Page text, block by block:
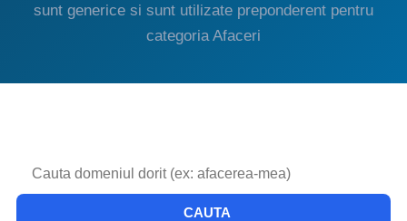
sunt generice si sunt utilizate preponderent pentru
categoria Afaceri
CAUTA